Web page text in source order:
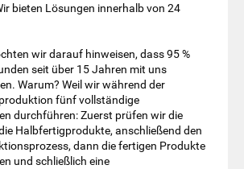
bieten Lösungen innerhalb von 24
wir darauf hinweisen, dass 95 %
seit über 15 Jahren mit uns
Warum? Weil wir während der
fünf vollständige
durchführen: Zuerst prüfen wir die
Halbfertigprodukte, anschließend den
dann die fertigen Produkte
und schließlich eine